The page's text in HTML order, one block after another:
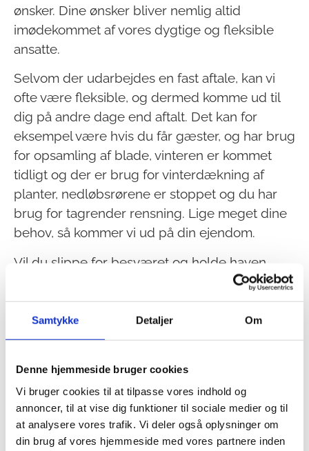
Samtykke Detaljer Om
Denne hjemmeside bruger cookies
Vi bruger cookies til at tilpasse vores indhold og
annoncer, til at vise dig funktioner til sociale medier og til
at analysere vores trafik. Vi deler også oplysninger om
din brug af vores hjemmeside med vores partnere inden
ønsker. Dine ønsker bliver nemlig altid
imødekommet af vores dygtige og fleksible
ansatte.
Selvom der udarbejdes en fast aftale, kan vi
ofte være fleksible, og dermed komme ud til
dig på andre dage end aftalt. Det kan for
eksempel være hvis du får gæster, og har brug
for opsamling af blade, vinteren er kommet
tidligt og der er brug for vinterdækning af
planter, nedløbsrørene er stoppet og du har
brug for tagrender rensning. Lige meget dine
behov, så kommer vi ud på din ejendom.
Vil du slippe for besværet og holde haven
pæn året rundt? Så lad os tage os af det.
Kontakt os i dag og hør mere om en fast aftale
på grøn service.
INDHENT
TILBUD
20 97 28 80